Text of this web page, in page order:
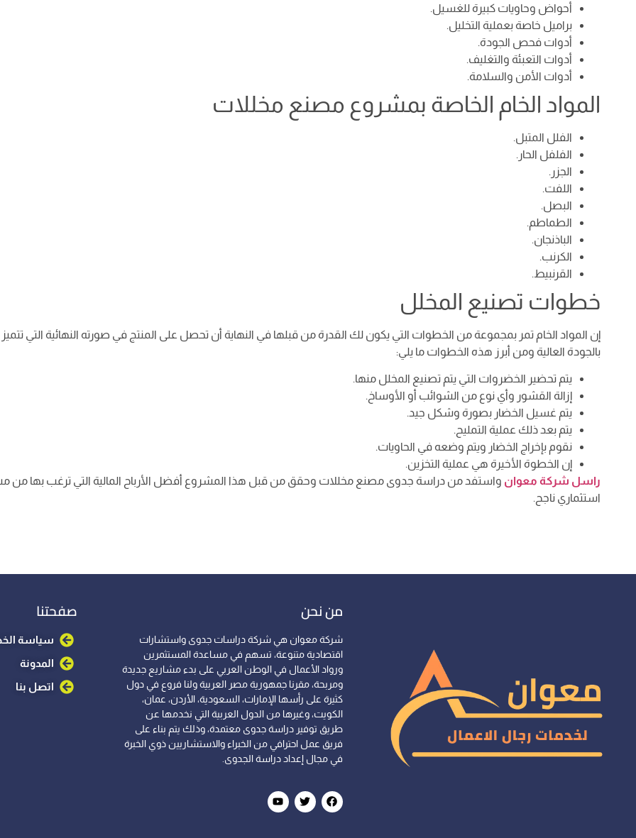
أحواض وحاويات كبيرة للغسيل.
براميل خاصة بعملية التخليل.
أدوات فحص الجودة.
أدوات التعبئة والتغليف.
أدوات الأمن والسلامة.
المواد الخام الخاصة بمشروع مصنع مخللات
الفلل المتبل.
الفلفل الحار.
الجزر.
اللفت.
البصل.
الطماطم.
الباذنجان.
الكرنب.
القرنبيط.
خطوات تصنيع المخلل
إن المواد الخام تمر بمجموعة من الخطوات التي يكون لك القدرة من قبلها في النهاية أن تحصل على المنتج في صورته النهائية التي تتميز
بالجودة العالية ومن أبرز هذه الخطوات ما يلي:
يتم تحضير الخضروات التي يتم تصنيع المخلل منها.
إزالة القشور وأي نوع من الشوائب أو الأوساخ.
يتم غسيل الخضار بصورة وشكل جيد.
يتم بعد ذلك عملية التمليح.
نقوم بإخراج الخضار ويتم وضعه في الحاويات.
إن الخطوة الأخيرة هي عملية التخزين.
راسل شركة معوان واستفد من دراسة جدوى مصنع مخللات وحقق من قبل هذا المشروع أفضل الأرباح المالية التي ترغب بها من
استثماري ناجح.
من نحن
شركة معوان هي شركة دراسات جدوى واستشارات
اقتصادية متنوعة، تسهم في مساعدة المستثمرين
ورواد الأعمال في الوطن العربي على بدء مشاريع جديدة
ومربحة، مقرنا جمهورية مصر العربية ولنا فروع في دول
كثيرة على رأسها الإمارات، السعودية، الأردن، عمان،
الكويت، وغيرها من الدول العربية التي نخدمها عن
طريق توفير دراسة جدوى معتمدة، وذلك يتم بناء على
فريق عمل احترافي من الخبراء والاستشاريين ذوي الخبرة
في مجال إعداد دراسة الجدوى.
صفحتنا
سياسة
المدونة
اتصل بنا